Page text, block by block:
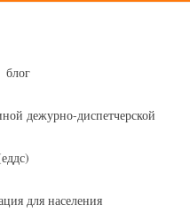
блог
дежурно-диспетчерской
для населения